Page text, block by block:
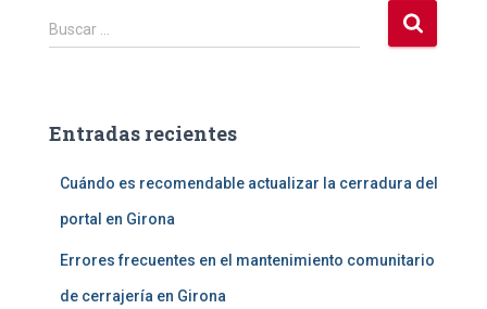
B
u
r
Buscar …
Entradas recientes
Cuándo es recomendable actualizar la cerradura del
portal en Girona
Errores frecuentes en el mantenimiento comunitario
de cerrajería en Girona